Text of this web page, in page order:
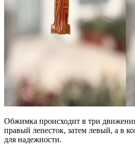
Обжимка происходит в три
правый лепесток, затем левый, а в
для надежности.